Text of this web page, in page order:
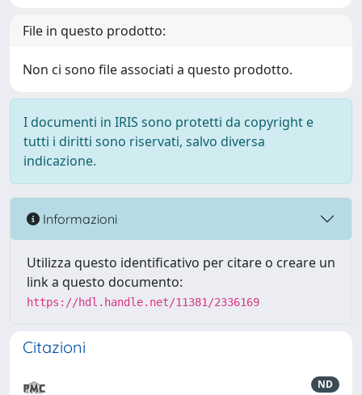
File in questo prodotto:
Non ci sono file associati a questo prodotto.
I documenti in IRIS sono protetti da copyright e
tutti i diritti sono riservati, salvo diversa
indicazione.
Informazioni
Utilizza questo identificativo per citare o creare un
link a questo documento:
https://hdl.handle.net/11381/2336169
Citazioni
ND